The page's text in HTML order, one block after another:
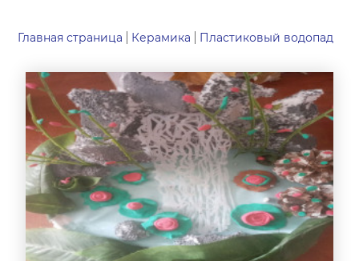
Главная страница Керамика Пластиковый водопад